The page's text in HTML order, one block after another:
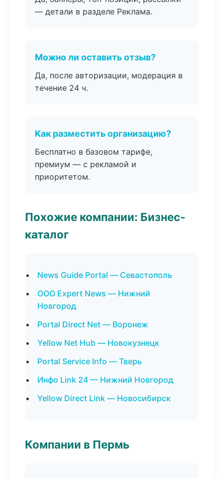
— детали в разделе Реклама.
Можно ли оставить отзыв?
Да, после авторизации, модерация в
течение 24 ч.
Как разместить организацию?
Бесплатно в базовом тарифе,
премиум — с рекламой и
приоритетом.
Похожие компании: Бизнес-
каталог
News Guide Portal — Севастополь
ООО Expert News — Нижний
Новгород
Portal Direct Net — Воронеж
Yellow Net Hub — Новокузнецк
Portal Service Info — Тверь
Инфо Link 24 — Нижний Новгород
Yellow Direct Link — Новосибирск
Компании в Пермь